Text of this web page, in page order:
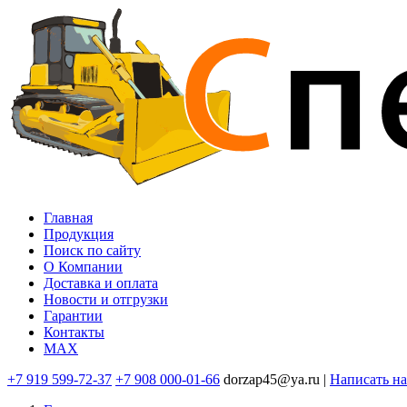
Перейти
основному
содержанию
Основная
навигация
Главная
Продукция
Поиск по сайту
O Компании
Доставка и оплата
Новости и отгрузки
Гарантии
Контакты
MAX
+7 919 599-72-37 +7 908 000-01-66 dorzap45@ya.ru | Написать